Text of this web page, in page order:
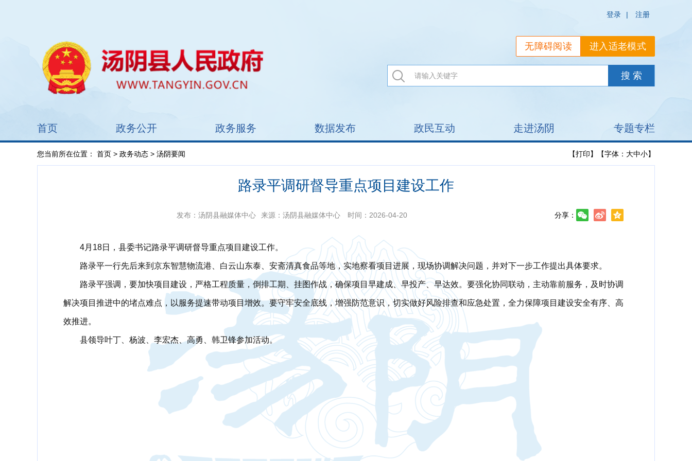
登录 | 注册
进入适老模式
无障碍阅读
首页 政务公开 政务服务 数据发布 政民互动 走进汤阴 专题专栏
您当前所在位置： 首页 > 政务动态 > 汤阴要闻 【打印】 【字体： 大中小】
路录平调研督导重点项目建设工作
发布：汤阴县融媒体中心 来源：汤阴县融媒体中心 时间：2026-04-20 分享：
4月18日，县委书记路录平调研督导重点项目建设工作。
路录平一行先后来到京东智慧物流港、白云山东泰、安斋清真食品等地，实地察看项目进展，现场协调解决问题，并对下一步工作提出具体要求。
路录平强调，要加快项目建设，严格工程质量，倒排工期、挂图作战，确保项目早建成、早投产、早达效。要强化协同联动，主动靠前服务，及时协调
解决项目推进中的堵点难点，以服务提速带动项目增效。要守牢安全底线，增强防范意识，切实做好风险排查和应急处置，全力保障项目建设安全有序、高
效推进。
县领导叶丁、杨波、李宏杰、高勇、韩卫锋参加活动。